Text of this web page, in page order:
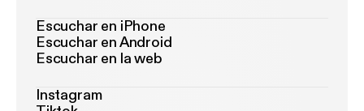
Escuchar en iPhone
Escuchar en Android
Escuchar en la web
Instagram